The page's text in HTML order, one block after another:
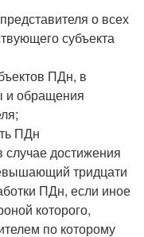
о всех
субъекта
ПДн, в
и обращения
ПДн
случае достижения
тридцати
ПДн, если иное
которого,
по которому